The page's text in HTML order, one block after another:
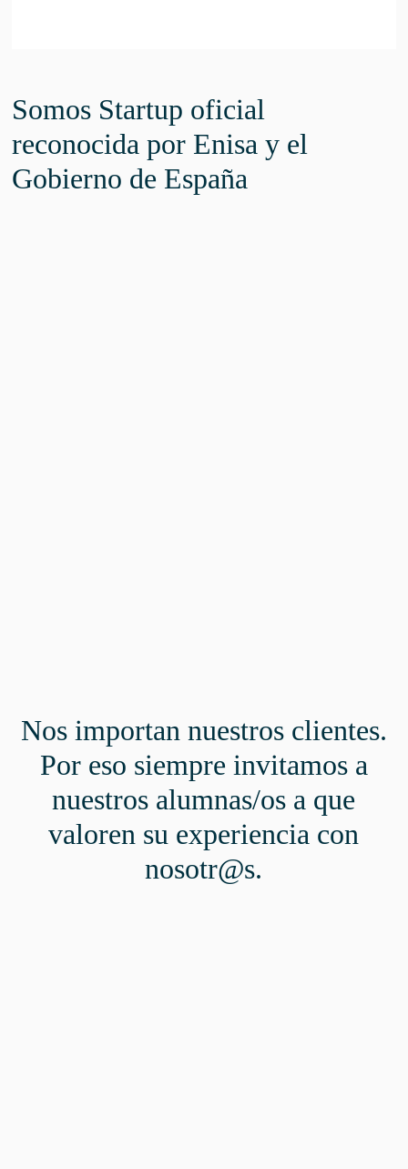
Somos Startup oficial
reconocida por Enisa y el
Gobierno de España
Nos importan nuestros clientes.
Por eso siempre invitamos a
nuestros alumnas/os a que
valoren su experiencia con
nosotr@s.